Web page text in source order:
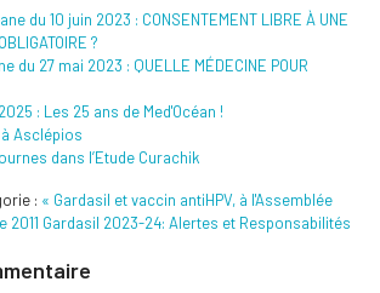
du 10 juin 2023 : CONSENTEMENT LIBRE À UNE
?
du 27 mai 2023 : QUELLE MÉDECINE POUR
: Les 25 ans de Med'Océan !
à Asclépios
dans l’Etude Curachik
: « Gardasil et vaccin antiHPV, à l'Assemblée
2011 Gardasil 2023-24: Alertes et Responsabilités